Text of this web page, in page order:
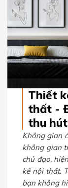
Thiết
thất -
thu hút
Không gian
không gian
chủ đạo,
kế nội thất.
bạn không